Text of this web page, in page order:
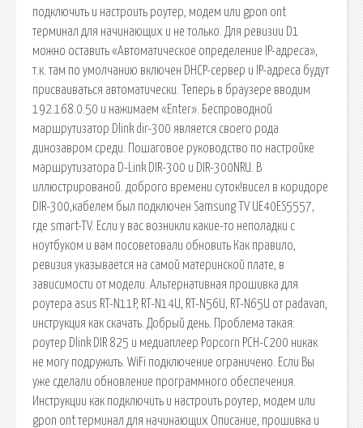
подключить и настроить роутер, модем или gpon ont
терминал для начинающих и не только. Для ревизии D1
можно оставить «Автоматическое определение IP-адреса»,
т.к. там по умолчанию включен DHCP-сервер и IP-адреса будут
присваиваться автоматически. Теперь в браузере вводим
192.168.0.50 и нажимаем «Enter». Беспроводной
маршрутизатор Dlink dir-300 является своего рода
динозавром среди. Пошаговое руководство по настройке
маршрутизатора D-Link DIR-300 и DIR-300NRU. В
иллюстрированой. доброго времени суток!висел в коридоре
DIR-300,кабелем был подключен Samsung TV UE40ES5557,
где smart-TV. Если у вас возникли какие-то неполадки с
ноутбуком и вам посоветовали обновить Как правило,
ревизия указывается на самой материнской плате, в
зависимости от модели. Альтернативная прошивка для
роутера asus RT-N11P, RT-N14U, RT-N56U, RT-N65U от padavan,
инструкция как скачать. Добрый день. Проблема такая:
роутер Dlink DIR 825 и медиаплеер Popcorn PCH-C200 никак
не могу подружить. WiFi подключение ограничено. Если Вы
уже сделали обновление программного обеспечения.
Инструкции как подключить и настроить роутер, модем или
gpon ont терминал для начинающих Описание, прошивка и